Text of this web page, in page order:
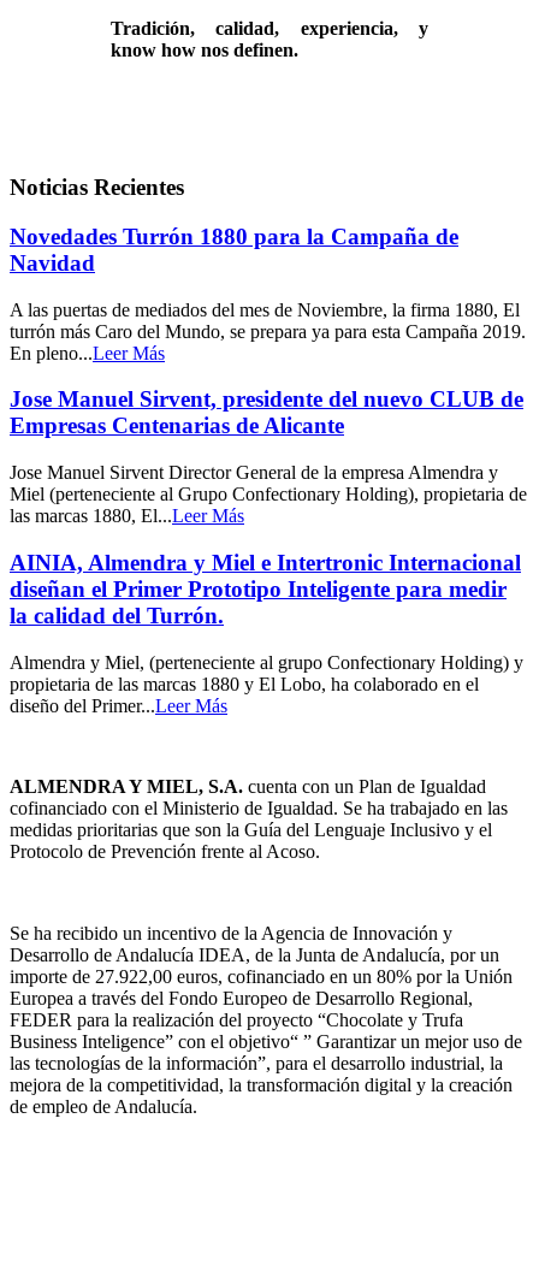
Tradición, calidad, experiencia, y
know how nos definen.
Noticias Recientes
Novedades Turrón 1880 para la Campaña de
Navidad
A las puertas de mediados del mes de Noviembre, la firma 1880, El
turrón más Caro del Mundo, se prepara ya para esta Campaña 2019.
En pleno...Leer Más
Jose Manuel Sirvent, presidente del nuevo CLUB de
Empresas Centenarias de Alicante
Jose Manuel Sirvent Director General de la empresa Almendra y
Miel (perteneciente al Grupo Confectionary Holding), propietaria de
las marcas 1880, El...Leer Más
AINIA, Almendra y Miel e Intertronic Internacional
diseñan el Primer Prototipo Inteligente para medir
la calidad del Turrón.
Almendra y Miel, (perteneciente al grupo Confectionary Holding) y
propietaria de las marcas 1880 y El Lobo, ha colaborado en el
diseño del Primer...Leer Más
ALMENDRA Y MIEL, S.A. cuenta con un Plan de Igualdad
cofinanciado con el Ministerio de Igualdad. Se ha trabajado en las
medidas prioritarias que son la Guía del Lenguaje Inclusivo y el
Protocolo de Prevención frente al Acoso.
Se ha recibido un incentivo de la Agencia de Innovación y
Desarrollo de Andalucía IDEA, de la Junta de Andalucía, por un
importe de 27.922,00 euros, cofinanciado en un 80% por la Unión
Europea a través del Fondo Europeo de Desarrollo Regional,
FEDER para la realización del proyecto “Chocolate y Trufa
Business Inteligence” con el objetivo“ ” Garantizar un mejor uso de
las tecnologías de la información”, para el desarrollo industrial, la
mejora de la competitividad, la transformación digital y la creación
de empleo de Andalucía.